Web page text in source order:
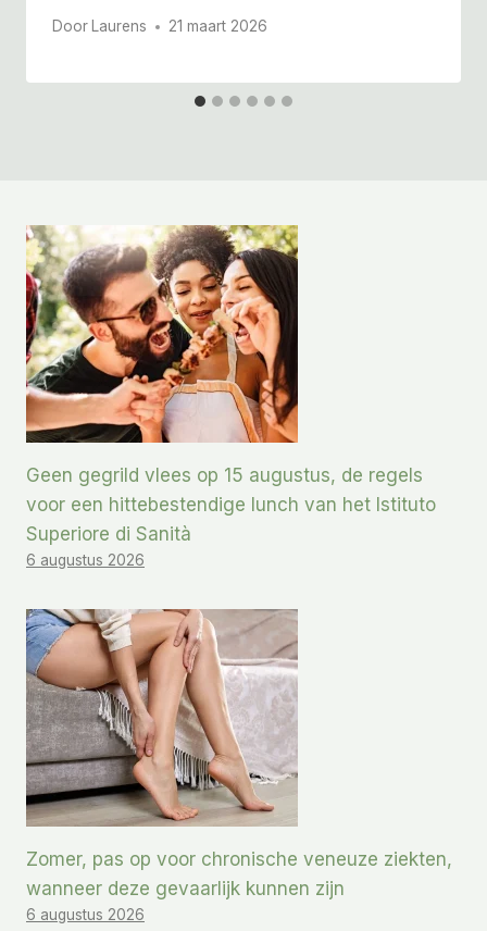
Door Laurens 21 maart 2026
Geen gegrild vlees op 15 augustus, de regels
voor een hittebestendige lunch van het Istituto
Superiore di Sanità
6 augustus 2026
Zomer, pas op voor chronische veneuze ziekten,
wanneer deze gevaarlijk kunnen zijn
6 augustus 2026